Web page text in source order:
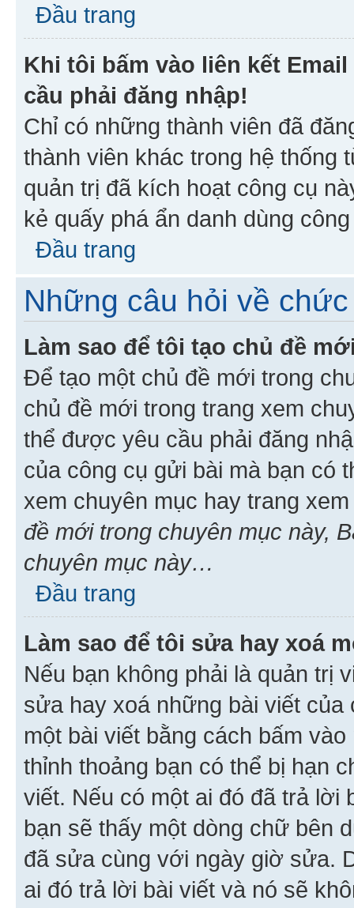
Đầu trang
Khi tôi bấm vào liên kết
cầu phải đăng nhập!
Chỉ có những thành viên đã
thành viên khác trong hệ thống
quản trị đã kích hoạt công cụ
kẻ quấy phá ẩn danh dùng
Đầu trang
Những câu hỏi về
Làm sao để tôi tạo chủ đề
Để tạo một chủ đề mới trong
chủ đề mới trong trang xem
thể được yêu cầu phải đăng
của công cụ gửi bài mà bạn có
xem chuyên mục hay trang
đề mới trong chuyên mục này,
chuyên mục này…
Đầu trang
Làm sao để tôi sửa hay xoá
Nếu bạn không phải là quản trị
sửa hay xoá những bài viết
một bài viết bằng cách bấm
thỉnh thoảng bạn có thể bị hạn
viết. Nếu có một ai đó đã trả lời
bạn sẽ thấy một dòng chữ bên
đã sửa cùng với ngày giờ sửa.
ai đó trả lời bài viết và nó sẽ